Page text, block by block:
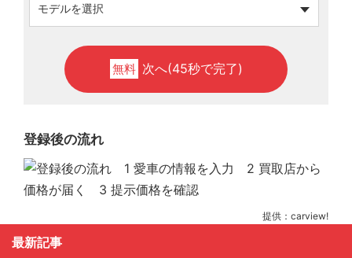
無料 次へ(45秒で完了)
登録後の流れ
提供：carview!
最新記事